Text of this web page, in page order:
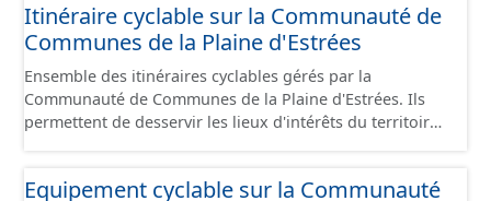
en cours de réalisation. Cet inventaire est en cours, la
donnée n'est donc pas exhaustive.
Itinéraire cyclable sur la Communauté de
Communes de la Plaine d'Estrées
Ensemble des itinéraires cyclables gérés par la
Communauté de Communes de la Plaine d'Estrées. Ils
permettent de desservir les lieux d'intérêts du territoire
de bonnes conditions. Ils peuvent emprunter tout type
Equipement cyclable sur la Communauté